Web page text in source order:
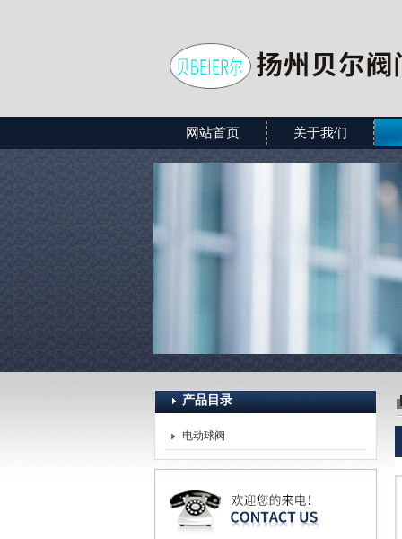
扬州贝尔阀门控制有限公司
网站首页 关于我们
产品目录
电动球阀